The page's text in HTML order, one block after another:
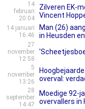
14
februari
20:04
Zilveren EK-
Vincent
14 januari
16:46
Man (26)
in Heusden
27
november
12:58
5
november
13:26
overval:
28
september
14:47
Moedige 92-
overvallers in